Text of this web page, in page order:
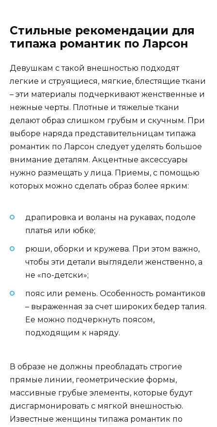
Стильные рекомендации для
типажа романтик по Ларсон
Девушкам с такой внешностью подходят
легкие и струящиеся, мягкие, блестящие ткани
– эти материалы подчеркивают женственные и
нежные черты. Плотные и тяжелые ткани
делают образ слишком грубым и скучным. При
выборе наряда представительницам типажа
романтик по Ларсон следует уделять большое
внимание деталям. Акцентные аксессуары
нужно размещать у лица. Приемы, с помощью
которых можно сделать образ более ярким:
драпировка и воланы на рукавах, подоле
платья или юбке;
рюши, оборки и кружева. При этом важно,
чтобы эти детали выглядели женственно, а
не «по-детски»;
пояс или ремень. Особенность романтиков
– выраженная за счет широких бедер талия.
Ее можно подчеркнуть поясом,
подходящим к наряду.
В образе не должны преобладать строгие
прямые линии, геометрические формы,
массивные грубые элементы, которые будут
дисгармонировать с мягкой внешностью.
Известные женщины типажа романтик по